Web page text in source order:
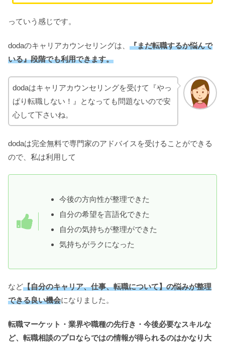
っていう感じです。
dodaのキャリアカウンセリングは、 『まだ転職するか悩んで
いる』段階でも利用できます。
dodaはキャリアカウンセリングを受けて『やっ
ぱり転職しない！』となっても問題ないので安
心して下さいね。
dodaは完全無料で専門家のアドバイスを受けることができる
ので、私は利用して
今後の方向性が整理できた
自分の希望を言語化できた
自分の気持ちが整理ができた
気持ちがラクになった
など【自分のキャリア、仕事、転職について】の悩みが整理
できる良い機会になりました。
転職マーケット・業界や職種の先行き・今後必要なスキルな
ど、転職相談のプロならではの情報が得られるのはかなり大